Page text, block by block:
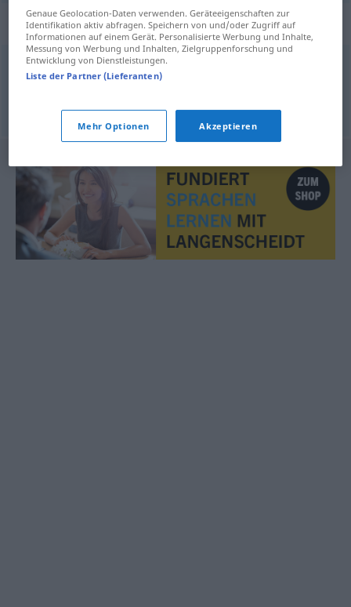
Synonyme für "zbiorowisko"
mrowie
© LibreOffice
Genaue Geolocation-Daten verwenden. Geräteeigenschaften zur
Identifikation aktiv abfragen. Speichern von und/oder Zugriff auf
Informationen auf einem Gerät. Personalisierte Werbung und Inhalte,
Messung von Werbung und Inhalten, Zielgruppenforschung und
Entwicklung von Dienstleistungen.
Liste der Partner (Lieferanten)
Mehr Optionen Akzeptieren